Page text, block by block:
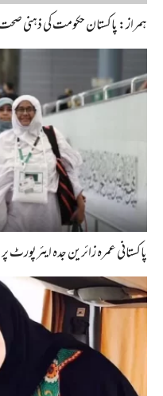
ہمراز: پاکستان حکومت کی ذہنی
پاکستانی عمرہ زائرین جدہ